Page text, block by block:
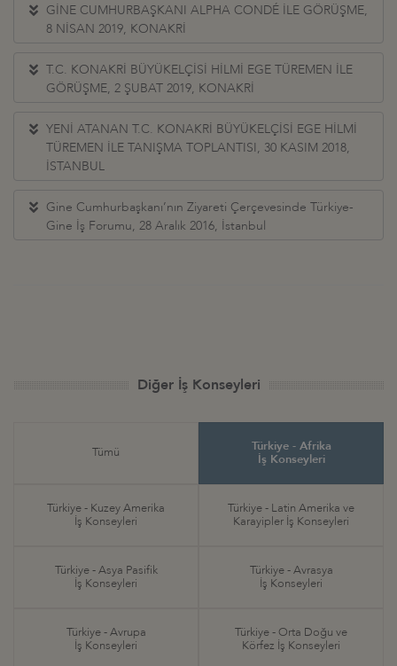
GİNE CUMHURBAŞKANI ALPHA CONDÉ İLE GÖRÜŞME,
8 NİSAN 2019, KONAKRİ
T.C. KONAKRİ BÜYÜKELÇİSİ HİLMİ EGE TÜREMEN İLE
GÖRÜŞME, 2 ŞUBAT 2019, KONAKRİ
YENİ ATANAN T.C. KONAKRİ BÜYÜKELÇİSİ EGE HİLMİ
TÜREMEN İLE TANIŞMA TOPLANTISI, 30 KASIM 2018,
İSTANBUL
Gine Cumhurbaşkanı’nın Ziyareti Çerçevesinde Türkiye-
Gine İş Forumu, 28 Aralık 2016, İstanbul
Diğer İş Konseyleri
Tümü
Türkiye - Afrika
İş Konseyleri
Türkiye - Kuzey Amerika
İş Konseyleri
Türkiye - Latin Amerika ve
Karayipler İş Konseyleri
Türkiye - Asya Pasifik
İş Konseyleri
Türkiye - Avrasya
İş Konseyleri
Türkiye - Avrupa
İş Konseyleri
Türkiye - Orta Doğu ve
Körfez İş Konseyleri